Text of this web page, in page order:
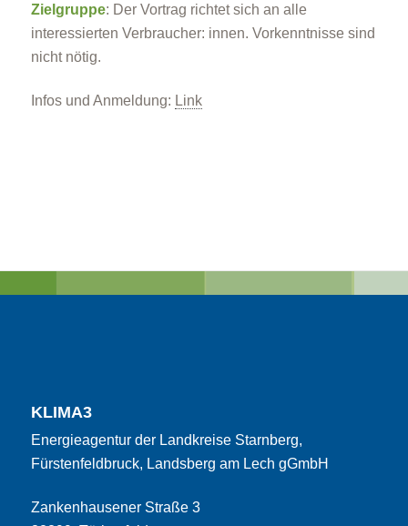
Zielgruppe: Der Vortrag richtet sich an alle
interessierten Verbraucher: innen. Vorkenntnisse sind
nicht nötig.
Infos und Anmeldung: Link
KLIMA3
Energieagentur der Landkreise Starnberg,
Fürstenfeldbruck, Landsberg am Lech gGmbH
Zankenhausener Straße 3